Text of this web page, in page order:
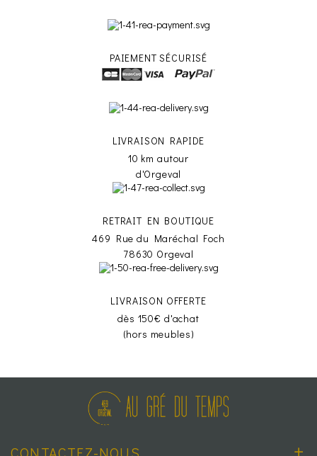
PAIEMENT SÉCURISÉ
LIVRAISON RAPIDE
10 km autour
d'Orgeval
RETRAIT EN BOUTIQUE
469 Rue du Maréchal Foch
78630 Orgeval
LIVRAISON OFFERTE
dès 150€ d'achat
(hors meubles)
CONTACTEZ-NOUS